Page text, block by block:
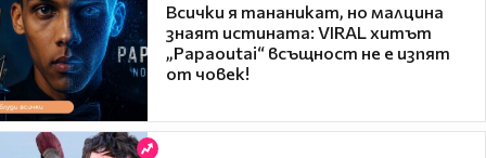
Всички я тананикат, но малцина
знаят истината: VIRAL хитът
„Papaoutai“ всъщност не е изпят
от човек!